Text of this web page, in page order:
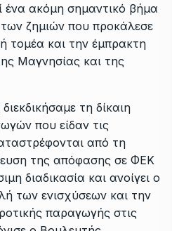
ένα ακόμη σημαντικό βήμα
ζημιών που προκάλεσε
τομέα και την έμπρακτη
Μαγνησίας και της
τη δίκαιη
που είδαν τις
από τη
της απόφασης σε ΦΕΚ
διαδικασία και ανοίγει ο
των ενισχύσεων και την
παραγωγής στις